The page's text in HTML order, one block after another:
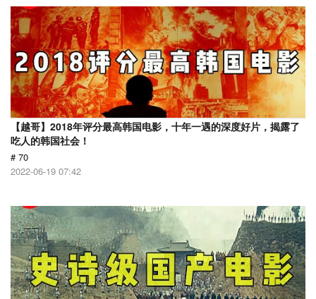
【越哥】2018年评分最高韩国电影，十年一遇的深度好片，揭露了
吃人的韩国社会！
# 70
2022-06-19 07:42